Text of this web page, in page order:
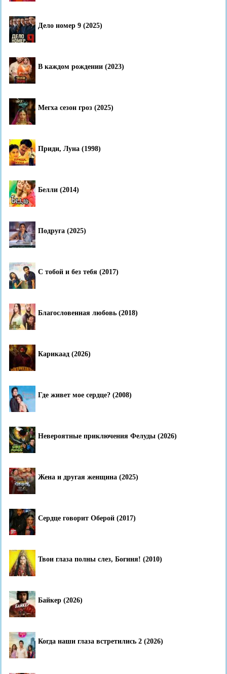
Дело номер 9 (2025)
В каждом рождении (2023)
Мегха сезон гроз (2025)
Приди, Луна (1998)
Белли (2014)
Подруга (2025)
С тобой и без тебя (2017)
Благословенная любовь (2018)
Карикаад (2026)
Где живет мое сердце? (2008)
Невероятные приключения Фелуды (2026)
Жена и другая женщина (2025)
Сердце говорит Оберой (2017)
Твои глаза полны слез, Богиня! (2010)
Байкер (2026)
Когда наши глаза встретились 2 (2026)